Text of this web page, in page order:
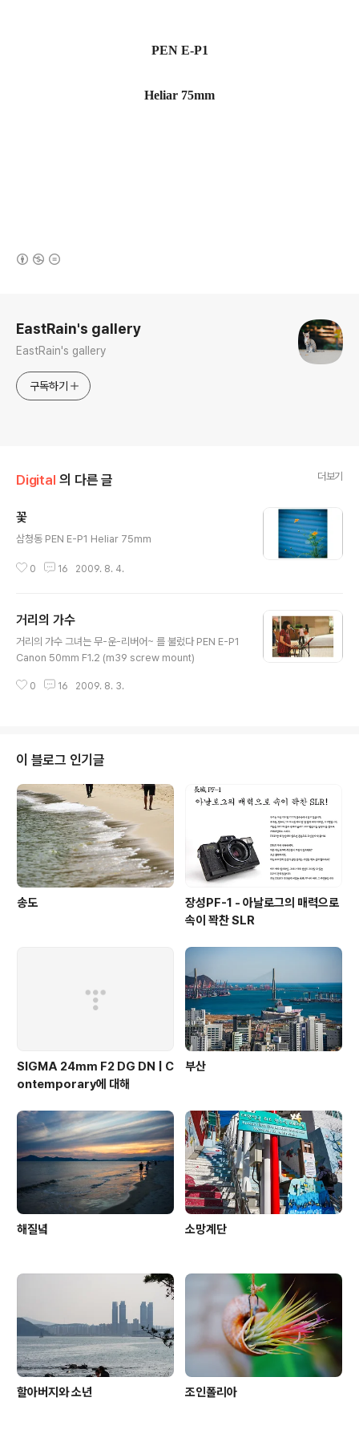
PEN E-P1
Heliar 75mm
EastRain's gallery
EastRain's gallery
구독하기
Digital 의 다른 글 더보기
꽃
삼청동 PEN E-P1 Heliar 75mm
0 16 2009. 8. 4.
거리의 가수
거리의 가수 그녀는 무-운-리버어~ 를 불렀다 PEN E-P1
Canon 50mm F1.2 (m39 screw mount)
0 16 2009. 8. 3.
이 블로그 인기글
송도
장성PF-1 - 아날로그의 매력으로
속이 꽉찬 SLR
SIGMA 24mm F2 DG DN | C
ontemporary에 대해
부산
해질녘 소망계단
할아버지와 소년 조인폴리아